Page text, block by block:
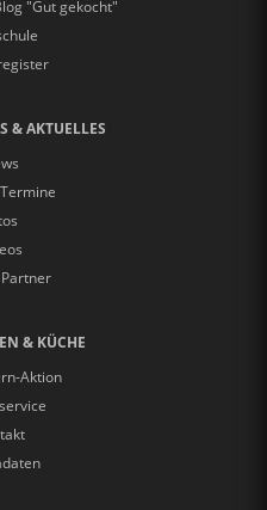
"Gut gekocht"
& AKTUELLES
& KÜCHE
Aktion